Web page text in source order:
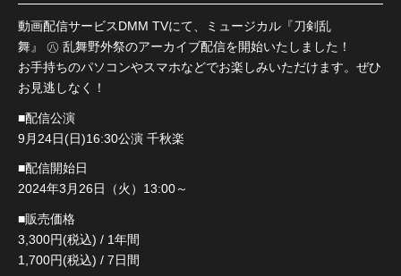
動画配信サービスDMM TVにて、ミュージカル『刀剣乱
舞』 ㊇ 乱舞野外祭のアーカイブ配信を開始いたしました！
お手持ちのパソコンやスマホなどでお楽しみいただけます。ぜひ
お見逃しなく！
■配信公演
9月24日(日)16:30公演 千秋楽
■配信開始日
2024年3月26日（火）13:00～
■販売価格
3,300円(税込) / 1年間
1,700円(税込) / 7日間